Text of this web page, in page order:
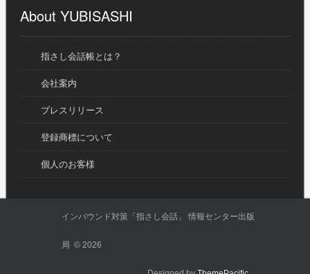
About YUBISASHI
指さし会話帳とは？
会社案内
プレスリリース
登録商標について
個人のお客様
インバウンド対策「指さし会話」 情報センター出版
局 © 2026